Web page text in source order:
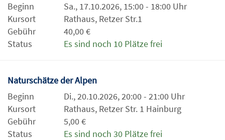
Beginn
Sa., 17.10.2026, 15:00 - 18:00 Uhr
Kursort
Rathaus, Retzer Str.1
Gebühr
40,00 €
Status
Es sind noch 10 Plätze frei
Naturschätze der Alpen
Beginn
Di., 20.10.2026, 20:00 - 21:00 Uhr
Kursort
Rathaus, Retzer Str. 1 Hainburg
Gebühr
5,00 €
Status
Es sind noch 30 Plätze frei